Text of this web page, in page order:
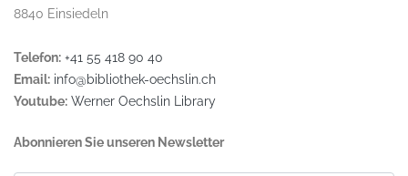
8840 Einsiedeln
Telefon: +41 55 418 90 40
Email: info@bibliothek-oechslin.ch
Youtube: Werner Oechslin Library
Abonnieren Sie unseren Newsletter